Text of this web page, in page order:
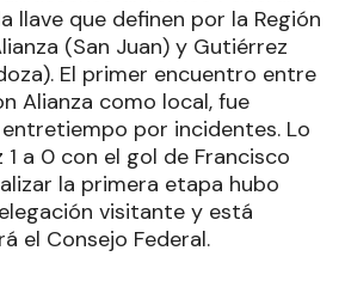
llave que definen por la Región
(San Juan) y Gutiérrez
El primer encuentro entre
Alianza como local, fue
por incidentes. Lo
a 0 con el gol de Francisco
la primera etapa hubo
visitante y está
el Consejo Federal.